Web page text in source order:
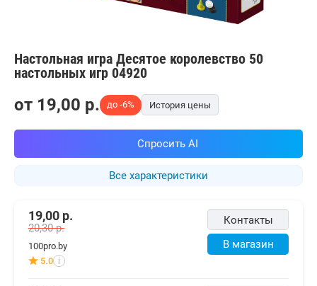
Настольная игра Десятое королевство 50
настольных игр 04920
Все характеристики
от 19,00 p. до -6% История цены
Спросить AI
Контакты
В магазин
19,00 р.
20,30р.
100pro.by
5.0 i